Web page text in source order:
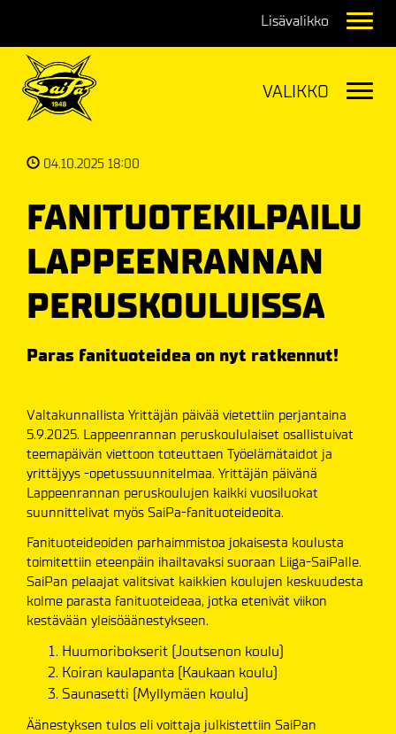
04.10.2025 18:00
FANITUOTEKILPAILU
LAPPEENRANNAN
PERUSKOULUISSA
Paras fanituoteidea on nyt ratkennut!
Valtakunnallista Yrittäjän päivää vietettiin perjantaina
5.9.2025. Lappeenrannan peruskoululaiset osallistuivat
teemapäivän viettoon toteuttaen Työelämätaidot ja
yrittäjyys -opetussuunnitelmaa. Yrittäjän päivänä
Lappeenrannan peruskoulujen kaikki vuosiluokat
suunnittelivat myös SaiPa-fanituoteideoita.
Fanituoteideoiden parhaimmistoa jokaisesta koulusta
toimitettiin eteenpäin ihailtavaksi suoraan Liiga-SaiPalle.
SaiPan pelaajat valitsivat kaikkien koulujen keskuudesta
kolme parasta fanituoteideaa, jotka etenivät viikon
kestävään yleisöäänestykseen.
Huumoribokserit (Joutsenon koulu)
Koiran kaulapanta (Kaukaan koulu)
Saunasetti (Myllymäen koulu)
Äänestyksen tulos eli voittaja julkistettiin SaiPan